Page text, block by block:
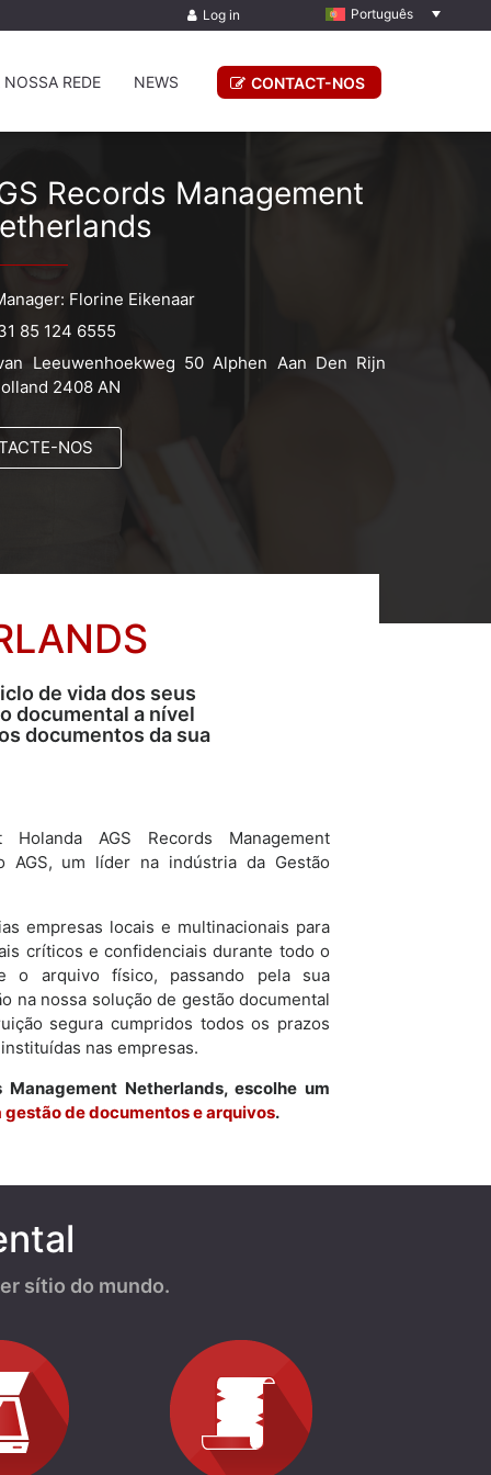
Português
Log in
NOSSA REDE NEWS CONTACT-NOS
Records Management
Florine Eikenaar
85 124 6555
Leeuwenhoekweg 50 Alphen Aan Den Rijn
2408 AN
NOS
de vida dos seus
documental a nível
documentos da sua
Holanda AGS Records Management
AGS, um líder na indústria da Gestão
empresas locais e multinacionais para
críticos e confidenciais durante todo o
arquivo físico, passando pela sua
na nossa solução de gestão documental
segura cumpridos todos os prazos
nas empresas.
Netherlands, escolhe um
de documentos e arquivos.
sítio do mundo.